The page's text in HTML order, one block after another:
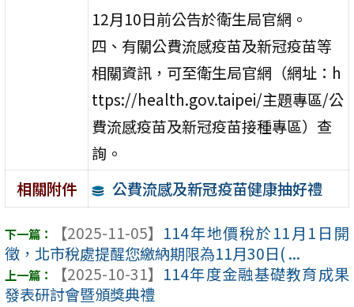
12月10日前公告於衛生局官網。
四、有關公費流感疫苗及新冠疫苗等
相關資訊，可至衛生局官網（網址：h
ttps://health.gov.taipei/主題專區/公
費流感疫苗及新冠疫苗接種專區）查
詢。
相關附件
公費流感及新冠疫苗健康抽好禮
【2025-11-05】 114年地價稅於11月1日開
徵，北市稅處提醒您繳納期限為11月30日( ...
【2025-10-31】 114年度金融基礎教育成果
發表研討會暨頒獎典禮